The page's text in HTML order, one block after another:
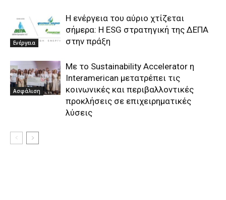
Ενέργεια
Η ενέργεια του αύριο χτίζεται
σήμερα: Η ESG στρατηγική της ΔΕΠΑ
στην πράξη
Ασφάλιση
Με το Sustainability Accelerator η
Interamerican μετατρέπει τις
κοινωνικές και περιβαλλοντικές
προκλήσεις σε επιχειρηματικές
λύσεις